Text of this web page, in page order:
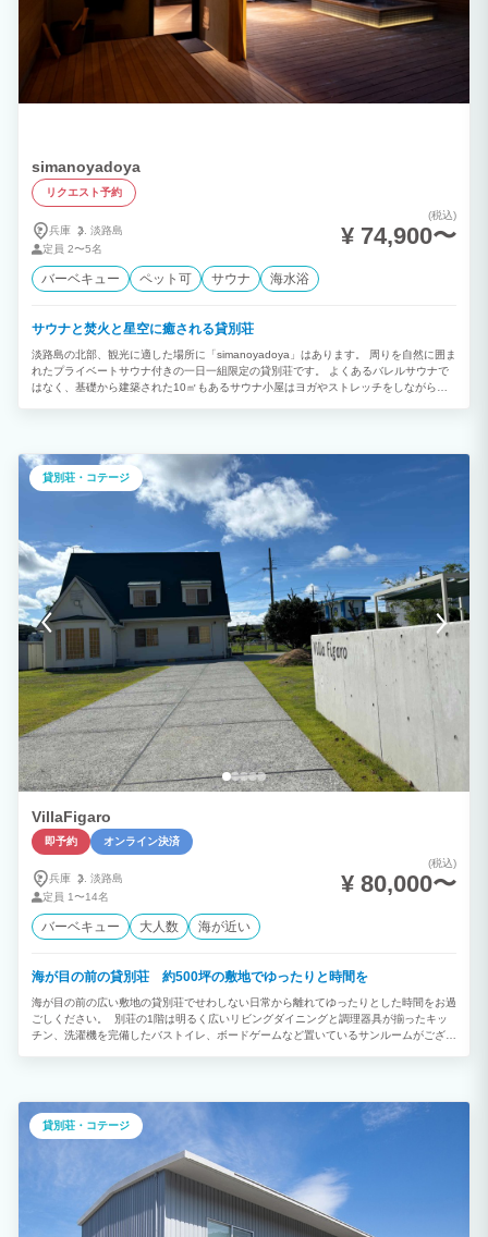
simanoyadoya
リクエスト予約
兵庫
淡路島
定員 2〜5名
(税込)
¥ 74,900〜
バーベキュー ペット可 サウナ 海水浴
サウナと焚火と星空に癒される貸別荘
淡路島の北部、観光に適した場所に「simanoyadoya」はあります。 周りを自然に囲ま
れたプライベートサウナ付きの一日一組限定の貸別荘です。 よくあるバレルサウナで
はなく、基礎から建築された10㎡もあるサウナ小屋はヨガやストレッチをしながら入
しいチラー完備の水風呂や焚火スペースもございます。満天の星空の下でワイン片手に
焚火を眺める・・なんて贅沢な時間を 誰にも邪魔される事なく過ごしませんか？ バー
ベキューグリルや調理家電・生活家電も一式ご用意しておりますので（調味料は衛生面
の観点から置いておりません）快適にお過ごしいただけます。 わんちゃんも歓迎で
す。 リビングでは大画面プロジェクターで動画やカラオケを高画質・高音質でお楽し
み頂けます。 更には周りに住宅がほとんどないので貸別荘には珍しいカラオケもお楽
しみ頂けます。 和室は畳の香りが心を優しく落ち着かせてくれ、どこか懐かしい雰囲
気が安心感を与えてくれます。 洋室はホテルライクなテイストで、大きなベッドはク
イーンサイズなのでゆっくりとお休み頂けます。
貸別荘・コテージ
VillaFigaro
即予約 オンライン決済
兵庫
淡路島
定員 1〜14名
(税込)
¥ 80,000〜
バーベキュー 大人数 海が近い
海が目の前の貸別荘 約500坪の敷地でゆったりと時間を
海が目の前の広い敷地の貸別荘でせわしない日常から離れてゆったりとした時間をお過
ごしください。 別荘の1階は明るく広いリビングダイニングと調理器具が揃ったキッ
チン、洗濯機を完備したバストイレ、ボードゲームなど置いているサンルームがござい
入れます。 庭にはBBQコーナーがあり別途3,000円でお使いいただけます。 食材は持
ち込み、もしくはこちらで用意もできます。その場合備考欄にご記入ください。
貸別荘・コテージ